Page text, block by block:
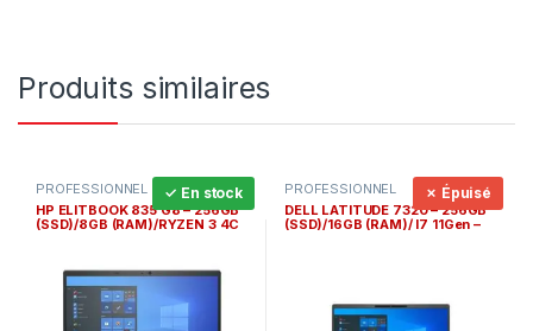
Produits similaires
✓ En stock
PROFESSIONNEL
HP ELITBOOK 835 G8 – 256GB
(SSD)/8GB (RAM)/RYZEN 3 4C
✗ Épuisé
PROFESSIONNEL
DELL LATITUDE 7320 – 256GB
(SSD)/16GB (RAM)/ I7 11Gen –